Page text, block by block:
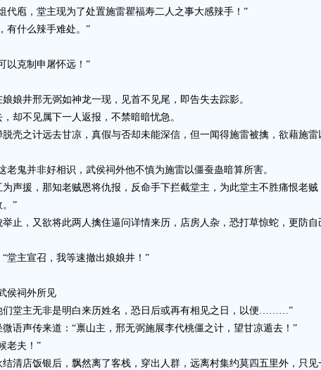
庖，堂主现为了处置施雷瞿福寿二人之事大感辣手！”
什么辣手难处。”
克制申屠怀远！”
井邢无弼如神龙一现，见首不见尾，即告失去踪影。
不见属下一人返报，不禁暗暗忧急。
之计远去甘凉，真假与否却未能深信，但一闻得施雷被擒，欲藉施雷
鬼并非好相识，武侯祠外他不慎为施雷以僵蚕蛊暗算所害。
援，那知老贼恩将仇报，反命手下拦截堂主，为此堂主不胜痛恨老贼
”
，又欲将此两人擒住逼问详情来历，店房人杂，恐打草惊蛇，更防自
主宣召，我等速撤出娘娘井！”
侯祠外所见
堂主无非是明白来历姓名，恐日后或再有相见之日，以便………”
声传来道：“禀山主，邢无弼施展李代桃僵之计，望甘凉遁去！”
老夫！”
店饭银后，飘然离了客栈，穿出人群，远离村集约莫四五里外，只见